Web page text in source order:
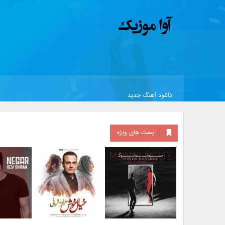
دانلود آهنگ جدید
پست های ویژه